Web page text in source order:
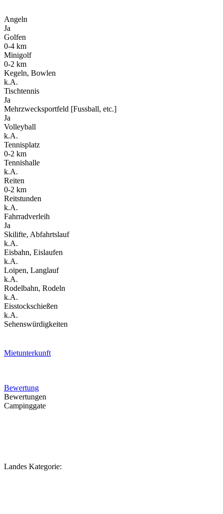
Angeln
Ja
Golfen
0-4 km
Minigolf
0-2 km
Kegeln, Bowlen
k.A.
Tischtennis
Ja
Mehrzwecksportfeld [Fussball, etc.]
Ja
Volleyball
k.A.
Tennisplatz
0-2 km
Tennishalle
k.A.
Reiten
0-2 km
Reitstunden
k.A.
Fahrradverleih
Ja
Skilifte, Abfahrtslauf
k.A.
Eisbahn, Eislaufen
k.A.
Loipen, Langlauf
k.A.
Rodelbahn, Rodeln
k.A.
Eisstockschießen
k.A.
Sehenswürdigkeiten
Mietunterkunft
Bewertung
Bewertungen
Campinggate
Landes Kategorie: